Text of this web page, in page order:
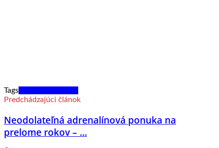
Tags
Predchádzajúci článok
Neodolateľná adrenalínová ponuka na
prelome rokov – ...